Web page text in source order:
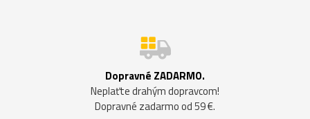
Dopravné ZADARMO.
Neplaťte drahým dopravcom!
Dopravné zadarmo od 59 €.